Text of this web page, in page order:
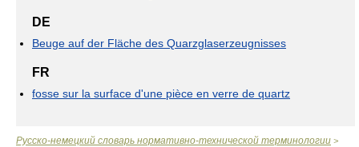
DE
Beuge auf der Fläche des Quarzglaserzeugnisses
FR
fosse sur la surface d'une pièce en verre de quartz
Русско-немецкий словарь нормативно-технической терминологии >